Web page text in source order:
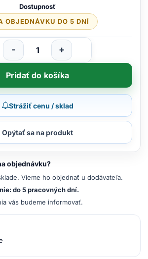
Dostupnosť
OBJEDNÁVKU DO 5 DNÍ
- +
Pridať do košíka
Strážiť cenu / sklad
Opýtať sa na produkt
objednávku?
Vieme ho objednať u dodávateľa.
do 5 pracovných dní.
vás budeme informovať.